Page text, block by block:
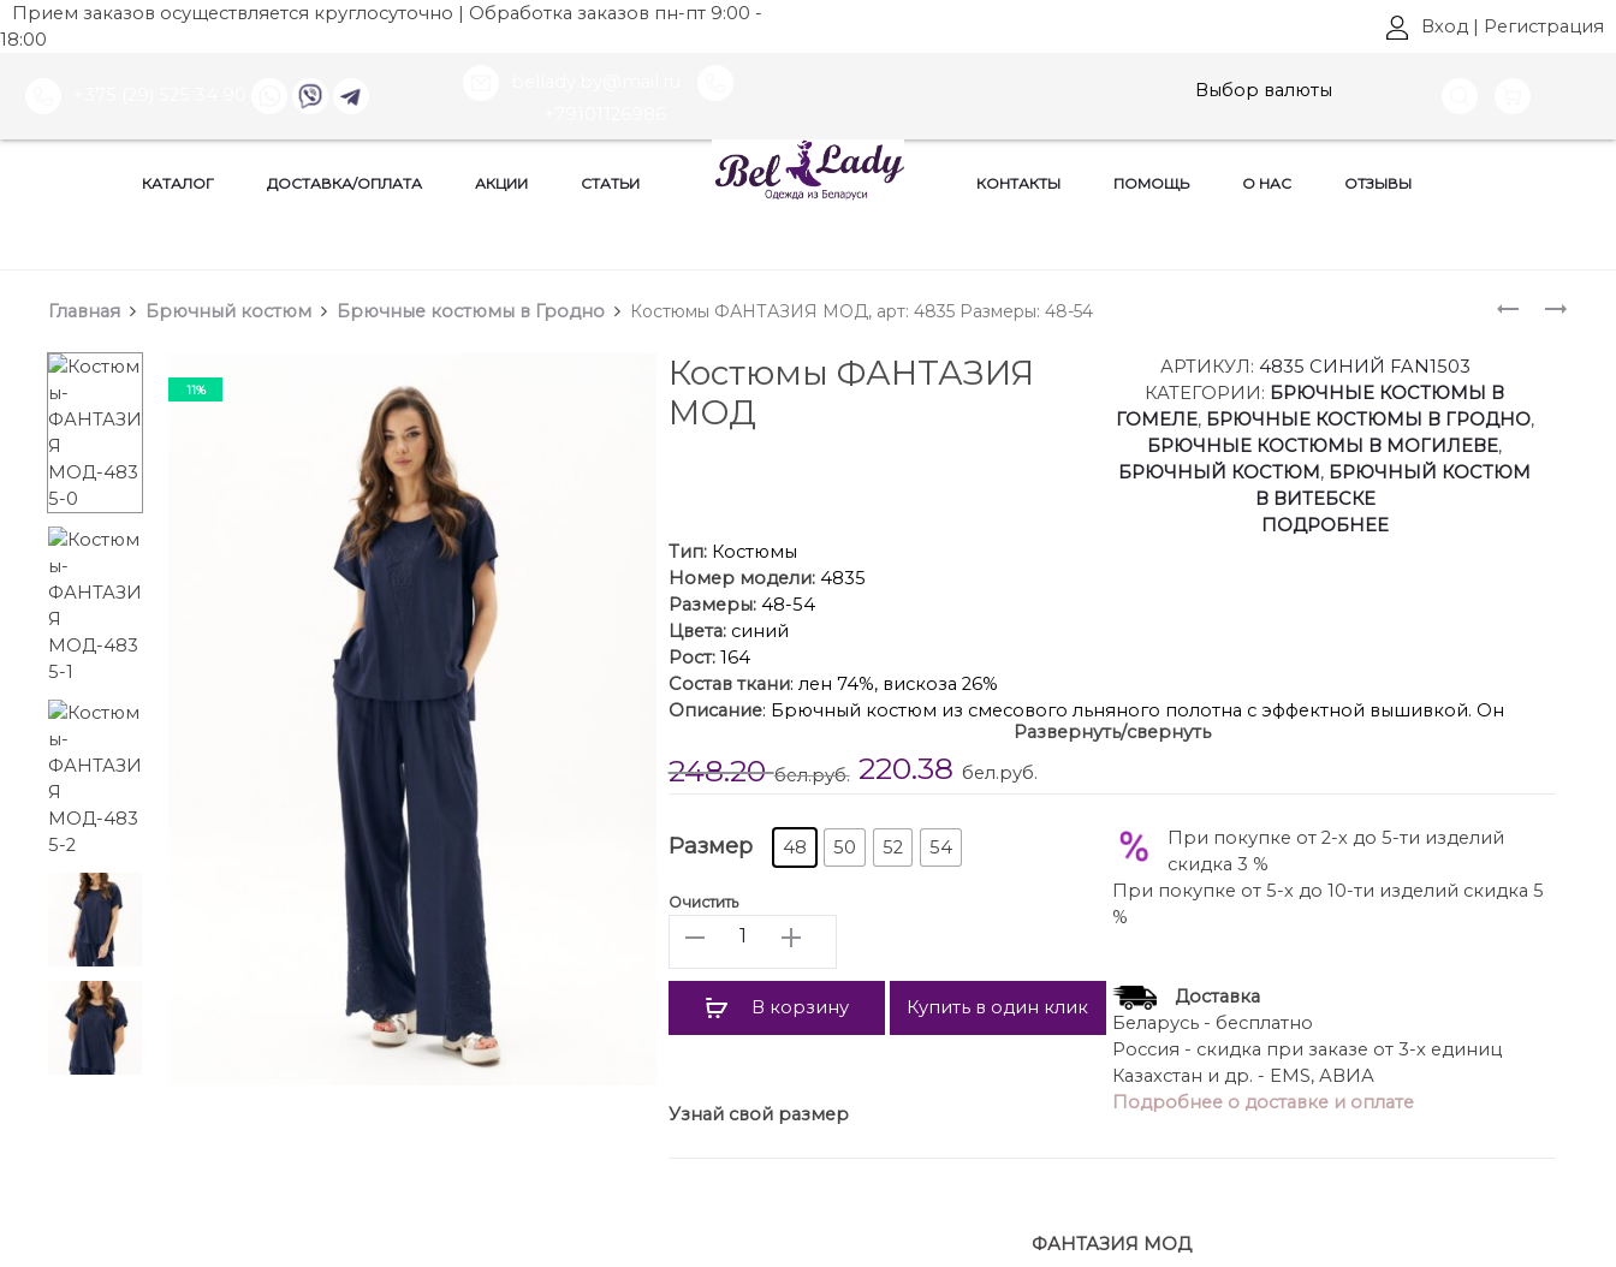
Прием заказов осуществляется круглосуточно | Обработка заказов пн-пт 9:00 -
18:00
Вход | Регистрация
Выбор валюты
КАТАЛОГ ДОСТАВКА/ОПЛАТА АКЦИИ СТАТЬИ КОНТАКТЫ ПОМОЩЬ О НАС ОТЗЫВЫ
ПЛАТЬЯ
АРТ:
412+586
46-
Главная Брючный костюм Брючные костюмы в Гродно Костюмы ФАНТАЗИЯ МОД, арт: 4835 Размеры: 48-54
11%
Костюмы ФАНТАЗИЯ
МОД
АРТИКУЛ:4835 СИНИЙ FAN1503
КАТЕГОРИИ: БРЮЧНЫЕ КОСТЮМЫ В
ГОМЕЛЕ, БРЮЧНЫЕ КОСТЮМЫ В ГРОДНО,
БРЮЧНЫЕ КОСТЮМЫ В МОГИЛЕВЕ,
БРЮЧНЫЙ КОСТЮМ, БРЮЧНЫЙ КОСТЮМ
В ВИТЕБСКЕ
ПОДРОБНЕЕ
Тип:Костюмы
Номер модели:4835
Размеры:48-54
Цвета: синий
Рост: 164
Состав ткани: лен 74%, вискоза 26%
Описание: Брючный костюм из смесового льняного полотна с эффектной вышивкой. Он
позволяет без усилий создать гармоничный образ, подчёркивая все ваши достоинства и
минимизируя те особенности фигуры, которые вам хотелось бы скрыть.
Комфортные брюки в расслабленном стиле на эластичном поясе с наклонными боковыми
Блуза свободная, покрой с заниженной линией плеча, рукав свободный, круглый вырез
горловины и коническая вставка по центру переда.
Спинка с центральным швом и застежкой- каплей. Низ изделия – разноуровневый.
Длина брюк около 104 см.
Развернуть/свернуть
248.20бел.руб. 220.38 бел.руб.
Размер 48 50 52 54
Очистить
Количество
В корзину Купить в один клик
Узнай свой размер
При покупке от 2-х до 5-ти изделий
скидка 3 %
При покупке от 5-х до 10-ти изделий скидка 5
%
Доставка
Беларусь - бесплатно
Россия - скидка при заказе от 3-х единиц
Казахстан и др. - EMS, АВИА
Подробнее о доставке и оплате
ФАНТАЗИЯ МОД